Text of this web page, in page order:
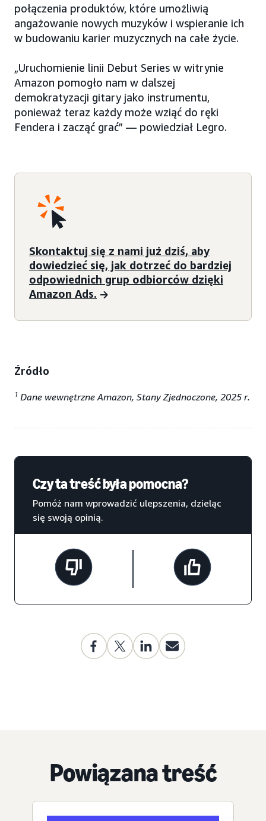
połączenia produktów, które umożliwią
angażowanie nowych muzyków i wspieranie ich
w budowaniu karier muzycznych na całe życie.
„Uruchomienie linii Debut Series w witrynie
Amazon pomogło nam w dalszej
demokratyzacji gitary jako instrumentu,
ponieważ teraz każdy może wziąć do ręki
Fendera i zacząć grać” — powiedział Legro.
Skontaktuj się z nami już dziś, aby
dowiedzieć się, jak dotrzeć do bardziej
odpowiednich grup odbiorców dzięki
Amazon Ads.
Źródło
1 Dane wewnętrzne Amazon, Stany Zjednoczone, 2025 r.
Czy ta treść była pomocna?
Pomóż nam wprowadzić ulepszenia, dzieląc
się swoją opinią.
Powiązana treść